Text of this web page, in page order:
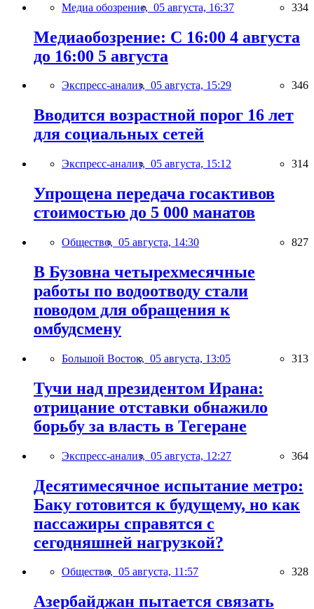
Медиа обозрение, 05 августа, 16:37 334
Медиаобозрение: С 16:00 4 августа
до 16:00 5 августа
Экспресс-анализ, 05 августа, 15:29 346
Вводится возрастной порог 16 лет
для социальных сетей
Экспресс-анализ, 05 августа, 15:12 314
Упрощена передача госактивов
стоимостью до 5 000 манатов
Общество, 05 августа, 14:30 827
В Бузовна четырехмесячные
работы по водоотводу стали
поводом для обращения к
омбудсмену
Большой Восток, 05 августа, 13:05 313
Тучи над президентом Ирана:
отрицание отставки обнажило
борьбу за власть в Тегеране
Экспресс-анализ, 05 августа, 12:27 364
Десятимесячное испытание метро:
Баку готовится к будущему, но как
пассажиры справятся с
сегодняшней нагрузкой?
Общество, 05 августа, 11:57 328
Азербайджан пытается связать